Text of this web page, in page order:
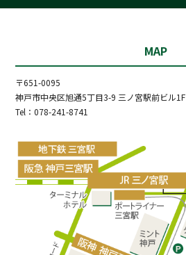
MAP
〒651-0095
神戸市中央区旭通5丁目3-9 三ノ宮駅前ビル1F
Tel：078-241-8741